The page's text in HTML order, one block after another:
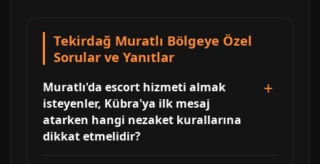
Tekirdağ Muratlı Bölgeye Özel
Sorular ve Yanıtlar
Muratlı'da escort hizmeti almak
isteyenler, Kübra'ya ilk mesaj
atarken hangi nezaket kurallarına
dikkat etmelidir?